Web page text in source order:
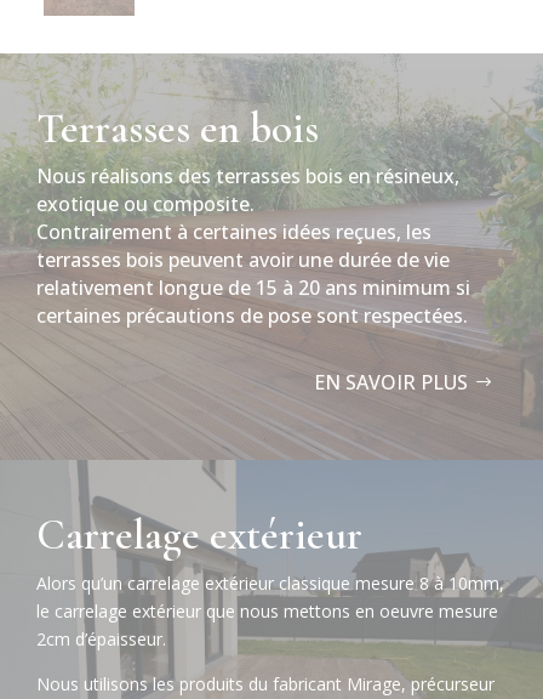
Terrasses en bois
Nous réalisons des terrasses bois en résineux,
exotique ou composite.
Contrairement à certaines idées reçues, les
terrasses bois peuvent avoir une durée de vie
relativement longue de 15 à 20 ans minimum si
certaines précautions de pose sont respectées.
EN SAVOIR PLUS
Carrelage extérieur
Alors qu’un carrelage extérieur classique mesure 8 à 10mm,
le carrelage extérieur que nous mettons en oeuvre mesure
2cm d’épaisseur.
Nous utilisons les produits du fabricant Mirage, précurseur